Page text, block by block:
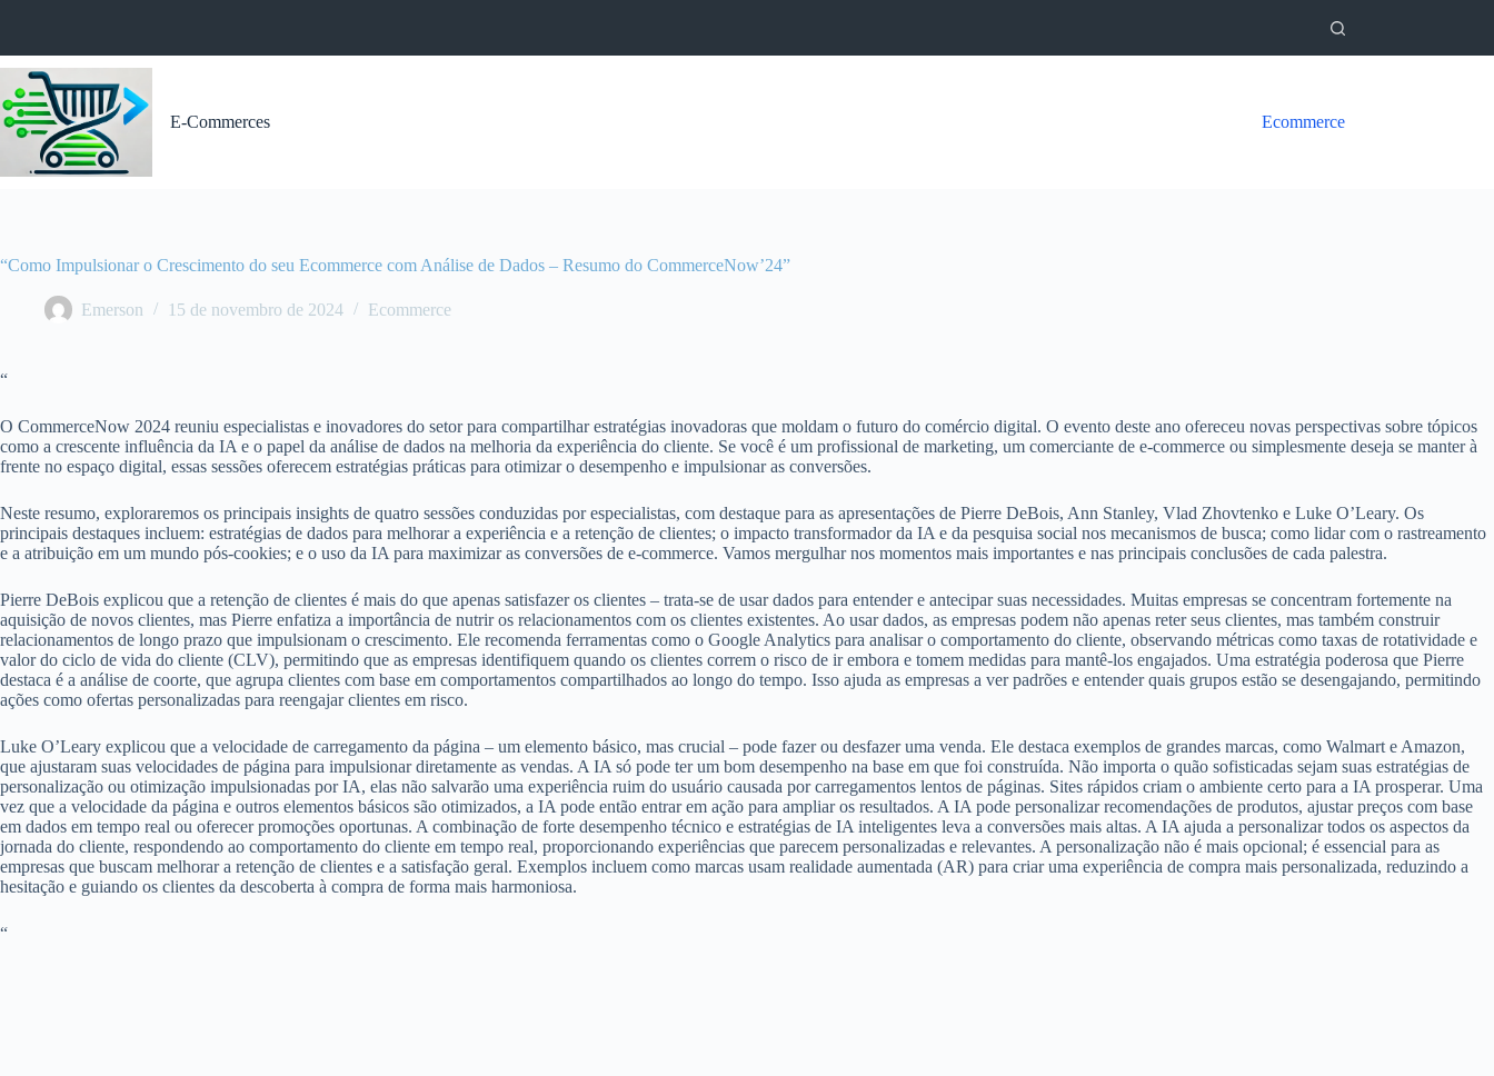
conteúdo
E-Commerces Ecommerce
“Como Impulsionar o Crescimento do seu Ecommerce com Análise de Dados – Resumo do CommerceNow’24”
Emerson 15 de novembro de 2024 Ecommerce
“
O CommerceNow 2024 reuniu especialistas e inovadores do setor para compartilhar estratégias inovadoras que moldam o futuro do comércio digital. O evento deste ano ofereceu novas perspectivas sobre tópicos
como a crescente influência da IA e o papel da análise de dados na melhoria da experiência do cliente. Se você é um profissional de marketing, um comerciante de e-commerce ou simplesmente deseja se manter à
frente no espaço digital, essas sessões oferecem estratégias práticas para otimizar o desempenho e impulsionar as conversões.
Neste resumo, exploraremos os principais insights de quatro sessões conduzidas por especialistas, com destaque para as apresentações de Pierre DeBois, Ann Stanley, Vlad Zhovtenko e Luke O’Leary. Os
principais destaques incluem: estratégias de dados para melhorar a experiência e a retenção de clientes; o impacto transformador da IA e da pesquisa social nos mecanismos de busca; como lidar com o rastreamento
e a atribuição em um mundo pós-cookies; e o uso da IA para maximizar as conversões de e-commerce. Vamos mergulhar nos momentos mais importantes e nas principais conclusões de cada palestra.
Pierre DeBois explicou que a retenção de clientes é mais do que apenas satisfazer os clientes – trata-se de usar dados para entender e antecipar suas necessidades. Muitas empresas se concentram fortemente na
aquisição de novos clientes, mas Pierre enfatiza a importância de nutrir os relacionamentos com os clientes existentes. Ao usar dados, as empresas podem não apenas reter seus clientes, mas também construir
relacionamentos de longo prazo que impulsionam o crescimento. Ele recomenda ferramentas como o Google Analytics para analisar o comportamento do cliente, observando métricas como taxas de rotatividade e
valor do ciclo de vida do cliente (CLV), permitindo que as empresas identifiquem quando os clientes correm o risco de ir embora e tomem medidas para mantê-los engajados. Uma estratégia poderosa que Pierre
destaca é a análise de coorte, que agrupa clientes com base em comportamentos compartilhados ao longo do tempo. Isso ajuda as empresas a ver padrões e entender quais grupos estão se desengajando, permitindo
ações como ofertas personalizadas para reengajar clientes em risco.
Luke O’Leary explicou que a velocidade de carregamento da página – um elemento básico, mas crucial – pode fazer ou desfazer uma venda. Ele destaca exemplos de grandes marcas, como Walmart e Amazon,
que ajustaram suas velocidades de página para impulsionar diretamente as vendas. A IA só pode ter um bom desempenho na base em que foi construída. Não importa o quão sofisticadas sejam suas estratégias de
personalização ou otimização impulsionadas por IA, elas não salvarão uma experiência ruim do usuário causada por carregamentos lentos de páginas. Sites rápidos criam o ambiente certo para a IA prosperar. Uma
vez que a velocidade da página e outros elementos básicos são otimizados, a IA pode então entrar em ação para ampliar os resultados. A IA pode personalizar recomendações de produtos, ajustar preços com base
em dados em tempo real ou oferecer promoções oportunas. A combinação de forte desempenho técnico e estratégias de IA inteligentes leva a conversões mais altas. A IA ajuda a personalizar todos os aspectos da
jornada do cliente, respondendo ao comportamento do cliente em tempo real, proporcionando experiências que parecem personalizadas e relevantes. A personalização não é mais opcional; é essencial para as
empresas que buscam melhorar a retenção de clientes e a satisfação geral. Exemplos incluem como marcas usam realidade aumentada (AR) para criar uma experiência de compra mais personalizada, reduzindo a
hesitação e guiando os clientes da descoberta à compra de forma mais harmoniosa.
“